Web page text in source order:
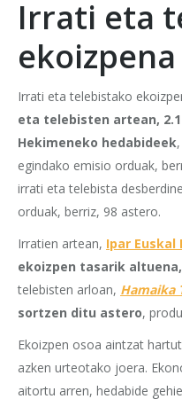
Irrati eta
ekoizpena
Irrati eta telebistako
eta telebisten artean,
Hekimeneko hedabideek
egindako emisio orduak,
irrati eta telebista
orduak, berriz, 98 astero.
Irratien artean, Ipar
ekoizpen tasarik
telebisten arloan, Hamaika
sortzen ditu astero,
Ekoizpen osoa aintzat
azken urteotako joera.
aitortu arren, hedabide